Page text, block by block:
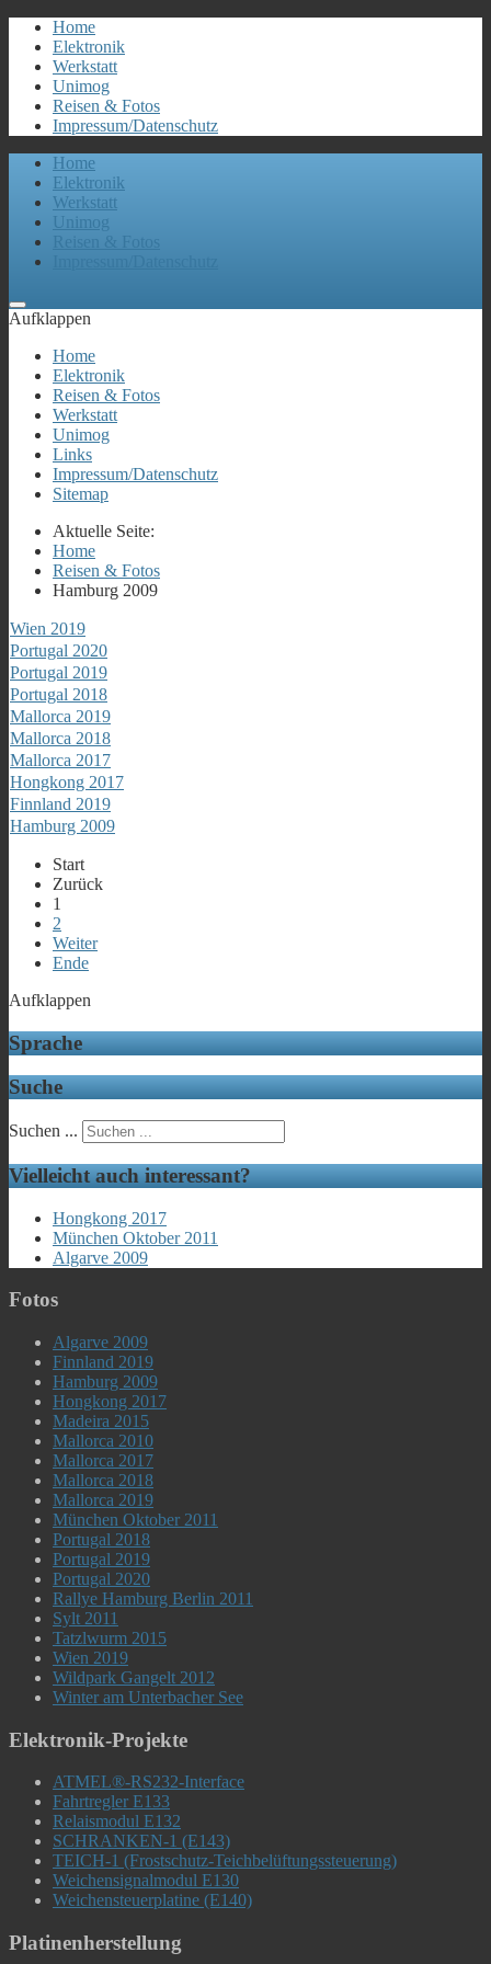
Home
Elektronik
Werkstatt
Unimog
Reisen & Fotos
Impressum/Datenschutz
Home
Elektronik
Werkstatt
Unimog
Aufklappen
Home
Elektronik
Reisen & Fotos
Werkstatt
Unimog
Links
Impressum/Datenschutz
Sitemap
Aktuelle Seite:
Home
Reisen & Fotos
Hamburg 2009
Wien 2019
Portugal 2020
Portugal 2019
Portugal 2018
Mallorca 2019
Mallorca 2018
Mallorca 2017
Hongkong 2017
Finnland 2019
Hamburg 2009
Start
Zurück
1
2
Weiter
Ende
Aufklappen
Sprache
Suche
Suchen ...
Vielleicht auch interessant?
Hongkong 2017
München Oktober 2011
Algarve 2009
Fotos
Algarve 2009
Finnland 2019
Hamburg 2009
Hongkong 2017
Madeira 2015
Mallorca 2010
Mallorca 2017
Mallorca 2018
Mallorca 2019
München Oktober 2011
Portugal 2018
Portugal 2019
Portugal 2020
Rallye Hamburg Berlin 2011
Sylt 2011
Tatzlwurm 2015
Wien 2019
Wildpark Gangelt 2012
Winter am Unterbacher See
Elektronik-Projekte
ATMEL®-RS232-Interface
Fahrtregler E133
Relaismodul E132
SCHRANKEN-1 (E143)
TEICH-1 (Frostschutz-Teichbelüftungssteuerung)
Weichensignalmodul E130
Weichensteuerplatine (E140)
Platinenherstellung